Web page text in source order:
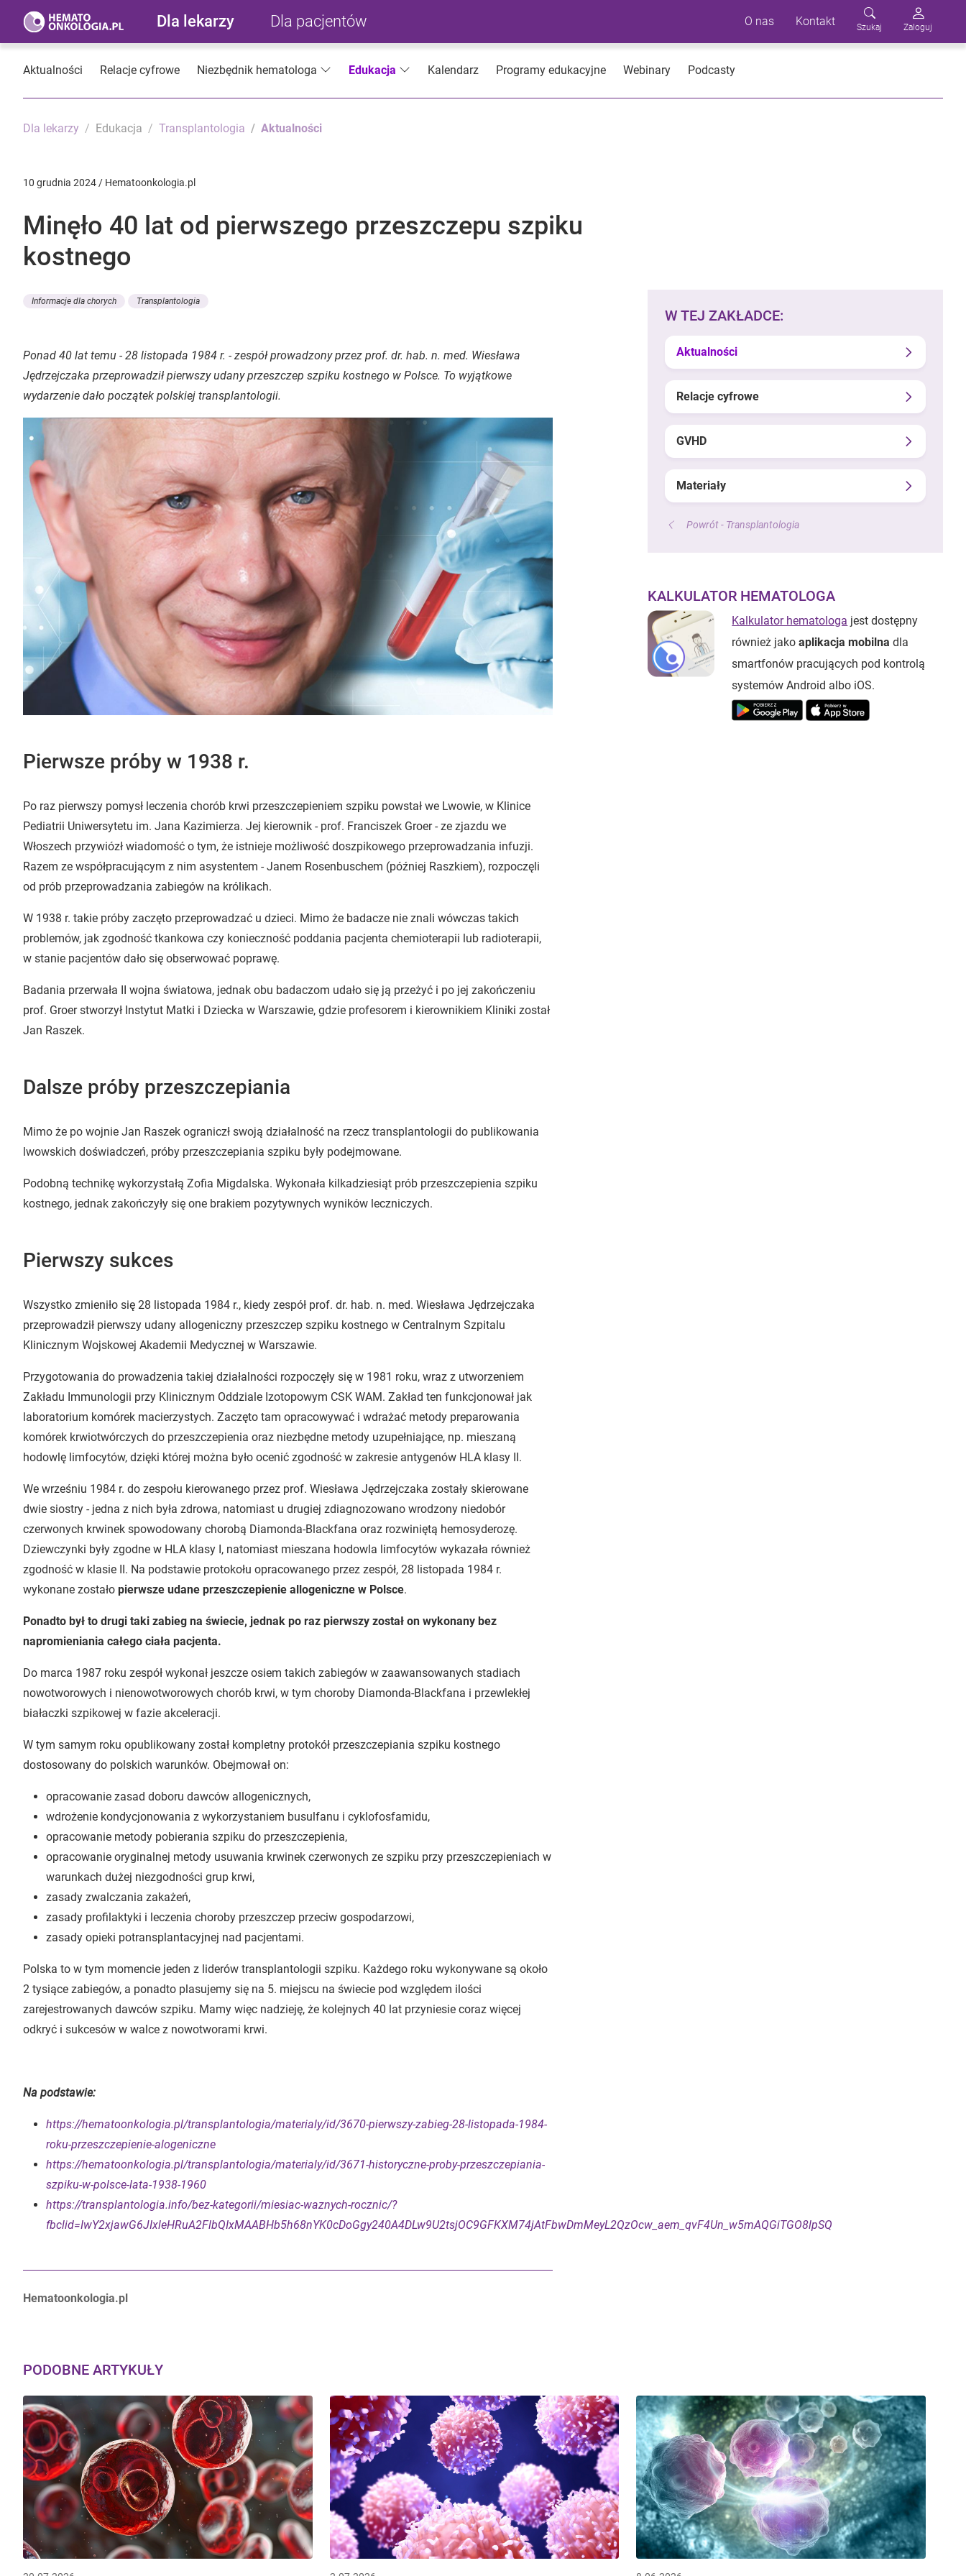
Dla lekarzy Dla pacjentów O nas Kontakt Szukaj Zaloguj
Aktualności Relacje cyfrowe Niezbędnik hematologa Edukacja Kalendarz Programy edukacyjne Webinary Podcasty
Dla lekarzy Edukacja Transplantologia Aktualności
10 grudnia 2024 / Hematoonkologia.pl
Minęło 40 lat od pierwszego przeszczepu szpiku
kostnego
Informacje dla chorych Transplantologia
Ponad 40 lat temu - 28 listopada 1984 r. - zespół prowadzony przez prof. dr. hab. n. med. Wiesława
Jędrzejczaka przeprowadził pierwszy udany przeszczep szpiku kostnego w Polsce. To wyjątkowe
wydarzenie dało początek polskiej transplantologii.
Pierwsze próby w 1938 r.
Po raz pierwszy pomysł leczenia chorób krwi przeszczepieniem szpiku powstał we Lwowie, w Klinice
Pediatrii Uniwersytetu im. Jana Kazimierza. Jej kierownik - prof. Franciszek Groer - ze zjazdu we
Włoszech przywiózł wiadomość o tym, że istnieje możliwość doszpikowego przeprowadzania infuzji.
Razem ze współpracującym z nim asystentem - Janem Rosenbuschem (później Raszkiem), rozpoczęli
od prób przeprowadzania zabiegów na królikach.
W 1938 r. takie próby zaczęto przeprowadzać u dzieci. Mimo że badacze nie znali wówczas takich
problemów, jak zgodność tkankowa czy konieczność poddania pacjenta chemioterapii lub radioterapii,
w stanie pacjentów dało się obserwować poprawę.
Badania przerwała II wojna światowa, jednak obu badaczom udało się ją przeżyć i po jej zakończeniu
prof. Groer stworzył Instytut Matki i Dziecka w Warszawie, gdzie profesorem i kierownikiem Kliniki został
Jan Raszek.
Dalsze próby przeszczepiania
Mimo że po wojnie Jan Raszek ograniczł swoją działalność na rzecz transplantologii do publikowania
lwowskich doświadczeń, próby przeszczepiania szpiku były podejmowane.
Podobną technikę wykorzystałą Zofia Migdalska. Wykonała kilkadziesiąt prób przeszczepienia szpiku
kostnego, jednak zakończyły się one brakiem pozytywnych wyników leczniczych.
Pierwszy sukces
Wszystko zmieniło się 28 listopada 1984 r., kiedy zespół prof. dr. hab. n. med. Wiesława Jędrzejczaka
przeprowadził pierwszy udany allogeniczny przeszczep szpiku kostnego w Centralnym Szpitalu
Klinicznym Wojskowej Akademii Medycznej w Warszawie.
Przygotowania do prowadzenia takiej działalności rozpoczęły się w 1981 roku, wraz z utworzeniem
Zakładu Immunologii przy Klinicznym Oddziale Izotopowym CSK WAM. Zakład ten funkcjonował jak
laboratorium komórek macierzystych. Zaczęto tam opracowywać i wdrażać metody preparowania
komórek krwiotwórczych do przeszczepienia oraz niezbędne metody uzupełniające, np. mieszaną
hodowlę limfocytów, dzięki której można było ocenić zgodność w zakresie antygenów HLA klasy II.
We wrześniu 1984 r. do zespołu kierowanego przez prof. Wiesława Jędrzejczaka zostały skierowane
dwie siostry - jedna z nich była zdrowa, natomiast u drugiej zdiagnozowano wrodzony niedobór
czerwonych krwinek spowodowany chorobą Diamonda-Blackfana oraz rozwiniętą hemosyderozę.
Dziewczynki były zgodne w HLA klasy I, natomiast mieszana hodowla limfocytów wykazała również
zgodność w klasie II. Na podstawie protokołu opracowanego przez zespół, 28 listopada 1984 r.
wykonane zostało pierwsze udane przeszczepienie allogeniczne w Polsce.
Ponadto był to drugi taki zabieg na świecie, jednak po raz pierwszy został on wykonany bez
napromieniania całego ciała pacjenta.
Do marca 1987 roku zespół wykonał jeszcze osiem takich zabiegów w zaawansowanych stadiach
nowotworowych i nienowotworowych chorób krwi, w tym choroby Diamonda-Blackfana i przewlekłej
białaczki szpikowej w fazie akceleracji.
W tym samym roku opublikowany został kompletny protokół przeszczepiania szpiku kostnego
dostosowany do polskich warunków. Obejmował on:
opracowanie zasad doboru dawców allogenicznych,
wdrożenie kondycjonowania z wykorzystaniem busulfanu i cyklofosfamidu,
opracowanie metody pobierania szpiku do przeszczepienia,
opracowanie oryginalnej metody usuwania krwinek czerwonych ze szpiku przy przeszczepieniach w
warunkach dużej niezgodności grup krwi,
zasady zwalczania zakażeń,
zasady profilaktyki i leczenia choroby przeszczep przeciw gospodarzowi,
zasady opieki potransplantacyjnej nad pacjentami.
Polska to w tym momencie jeden z liderów transplantologii szpiku. Każdego roku wykonywane są około
2 tysiące zabiegów, a ponadto plasujemy się na 5. miejscu na świecie pod względem ilości
zarejestrowanych dawców szpiku. Mamy więc nadzieję, że kolejnych 40 lat przyniesie coraz więcej
odkryć i sukcesów w walce z nowotworami krwi.
Na podstawie:
https://hematoonkologia.pl/transplantologia/materialy/id/3670-pierwszy-zabieg-28-listopada-1984-
roku-przeszczepienie-alogeniczne
https://hematoonkologia.pl/transplantologia/materialy/id/3671-historyczne-proby-przeszczepiania-
szpiku-w-polsce-lata-1938-1960
https://transplantologia.info/bez-kategorii/miesiac-waznych-rocznic/?
fbclid=IwY2xjawG6JIxleHRuA2FlbQIxMAABHb5h68nYK0cDoGgy240A4DLw9U2tsjOC9GFKXM74jAtFbwDmMeyL2QzOcw_aem_qvF4Un_w5mAQGiTGO8lpSQ
Autorzy:
Hematoonkologia.pl
W TEJ ZAKŁADCE:
Aktualności
Relacje cyfrowe
GVHD
Materiały
Powrót - Transplantologia
KALKULATOR HEMATOLOGA
Kalkulator hematologa jest dostępny
również jakoaplikacja mobilna dla
smartfonów pracujących pod kontrolą
systemów Android albo iOS.
PODOBNE ARTYKUŁY